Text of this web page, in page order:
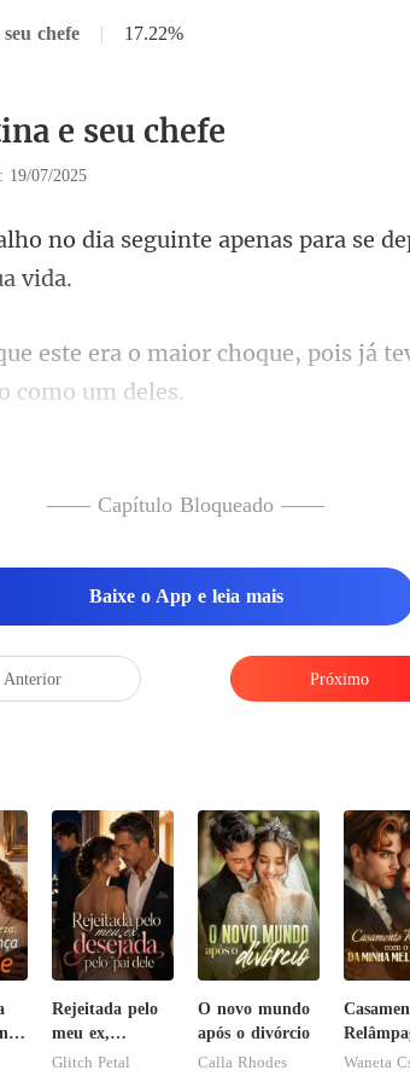
chefe | 17.22%
e seu chefe
19/07/2025
eguinte apenas para se
or choque, pois já
—— Capítulo Bloqueado ——
Baixe o App e leia mais
Anterior Próximo
Rejeitada pelo
meu ex,
desejada pelo
Glitch Petal
O novo mundo
após o divórcio
Calla Rhodes
o Pai da
Waneta